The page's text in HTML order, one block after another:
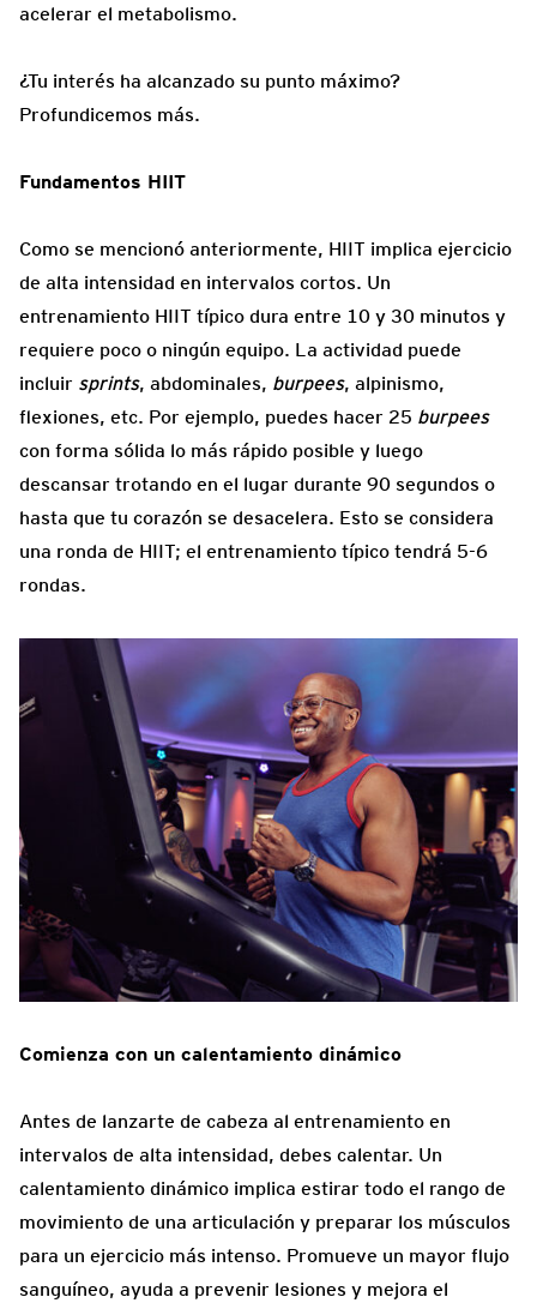
acelerar el metabolismo.
¿Tu interés ha alcanzado su punto máximo?
Profundicemos más.
Fundamentos HIIT
Como se mencionó anteriormente, HIIT implica ejercicio
de alta intensidad en intervalos cortos. Un
entrenamiento HIIT típico dura entre 10 y 30 minutos y
requiere poco o ningún equipo. La actividad puede
incluir sprints, abdominales, burpees, alpinismo,
flexiones, etc. Por ejemplo, puedes hacer 25 burpees
con forma sólida lo más rápido posible y luego
descansar trotando en el lugar durante 90 segundos o
hasta que tu corazón se desacelera. Esto se considera
una ronda de HIIT; el entrenamiento típico tendrá 5-6
rondas.
Comienza con un calentamiento dinámico
Antes de lanzarte de cabeza al entrenamiento en
intervalos de alta intensidad, debes calentar. Un
calentamiento dinámico implica estirar todo el rango de
movimiento de una articulación y preparar los músculos
para un ejercicio más intenso. Promueve un mayor flujo
sanguíneo, ayuda a prevenir lesiones y mejora el